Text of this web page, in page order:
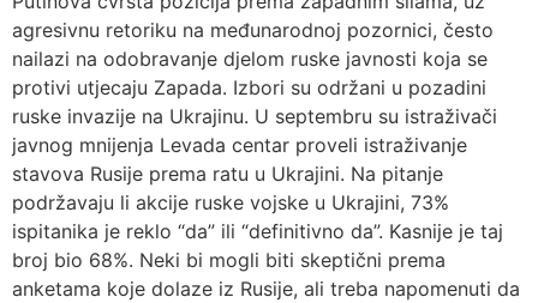
agresivnu retoriku na međunarodnoj pozornici, često
nailazi na odobravanje djelom ruske javnosti koja se
protivi utjecaju Zapada. Izbori su održani u pozadini
ruske invazije na Ukrajinu. U septembru su istraživači
javnog mnijenja Levada centar proveli istraživanje
stavova Rusije prema ratu u Ukrajini. Na pitanje
podržavaju li akcije ruske vojske u Ukrajini, 73%
ispitanika je reklo “da” ili “definitivno da”. Kasnije je taj
broj bio 68%. Neki bi mogli biti skeptični prema
anketama koje dolaze iz Rusije, ali treba napomenuti da